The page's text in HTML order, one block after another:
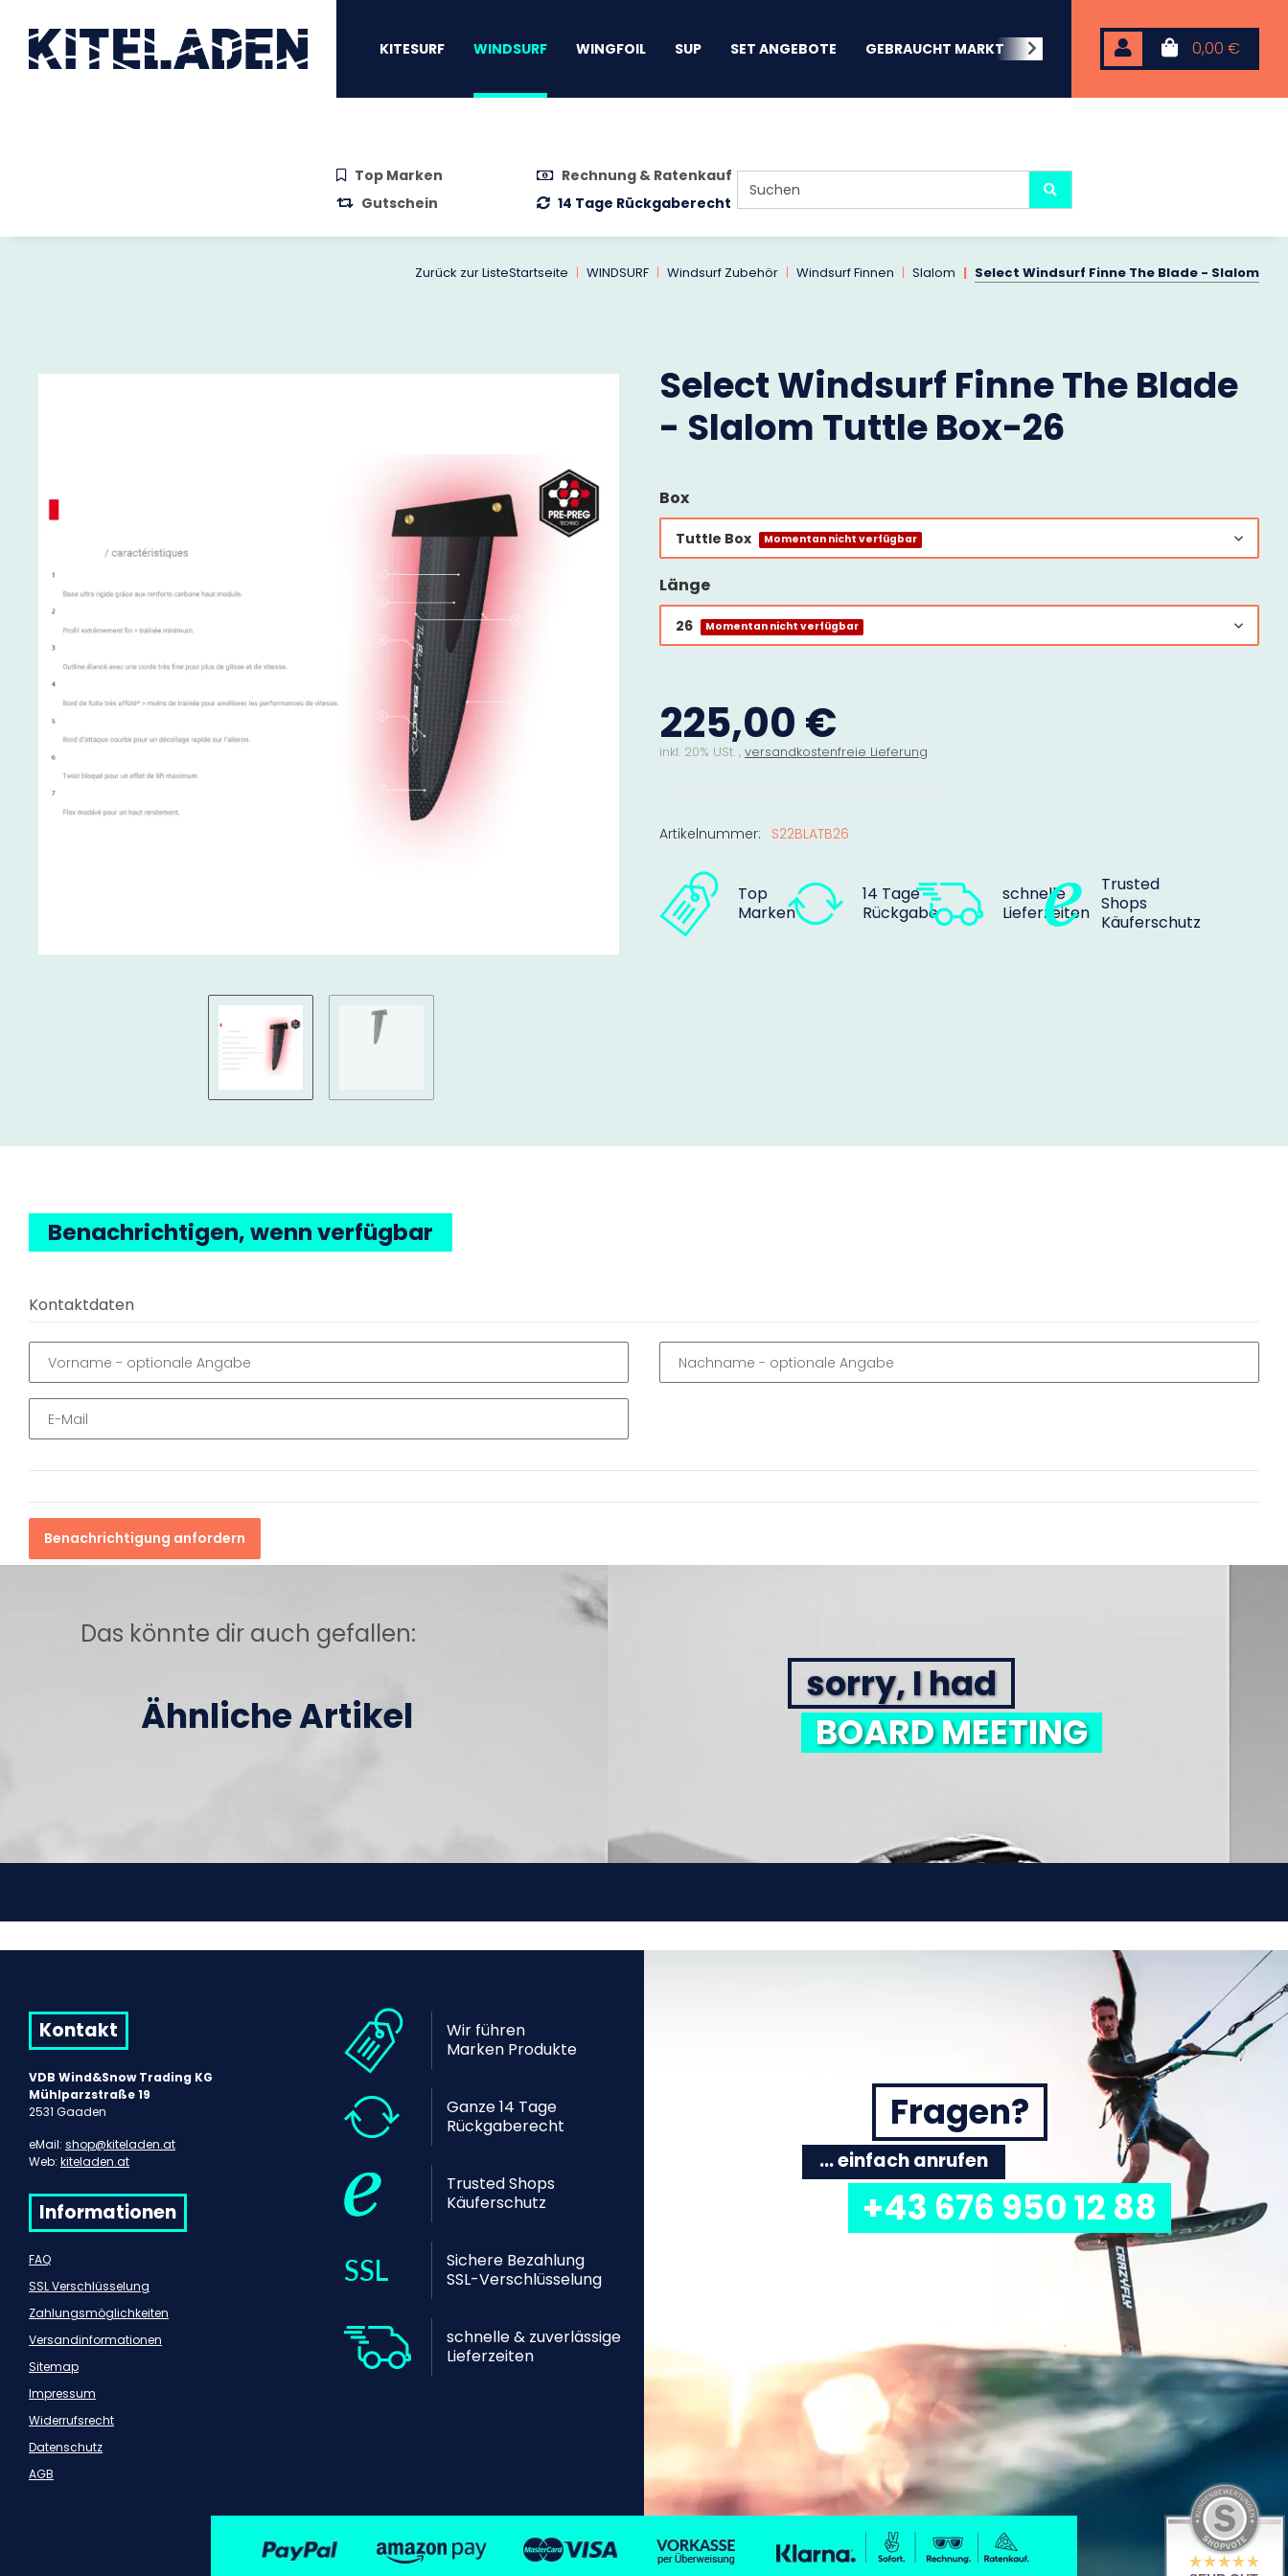
0,00 €
KITESURF WINDSURF WINGFOIL SUP SET ANGEBOTE GEBRAUCHT MARKT BEACHWEAR NEOPREN
Top Marken
Rechnung & Ratenkauf
Gutschein
14 Tage Rückgaberecht
Zurück zur ListeStartseite WINDSURF Windsurf Zubehör Windsurf Finnen Slalom Select Windsurf Finne The Blade - Slalom
Select Windsurf Finne The Blade
- Slalom Tuttle Box-26
Box
Tuttle Box Momentan nicht verfügbar
Länge
26 Momentan nicht verfügbar
225,00 €
inkl. 20% USt. , versandkostenfreie Lieferung
Artikelnummer: S22BLATB26
Top
Marken
14 Tage
Rückgabe
schnelle
Lieferzeiten
Trusted
Shops
Käuferschutz
Benachrichtigen, wenn verfügbar
Kontaktdaten
Vorname - optionale Angabe Nachname - optionale Angabe
E-Mail
Benachrichtigung anfordern
Das könnte dir auch gefallen:
Ähnliche Artikel
sorry, I had
BOARD MEETING
Kontakt
VDB Wind&Snow Trading KG
Mühlparzstraße 19
2531 Gaaden
eMail: shop@kiteladen.at
Web: kiteladen.at
Informationen
FAQ
SSL Verschlüsselung
Zahlungsmöglichkeiten
Versandinformationen
Sitemap
Impressum
Widerrufsrecht
Datenschutz
AGB
Wir führen
Marken Produkte
Ganze 14 Tage
Rückgaberecht
Trusted Shops
Käuferschutz
Sichere Bezahlung
SSL-Verschlüsselung
schnelle & zuverlässige
Lieferzeiten
Fragen?
... einfach anrufen
+43 676 950 12 88